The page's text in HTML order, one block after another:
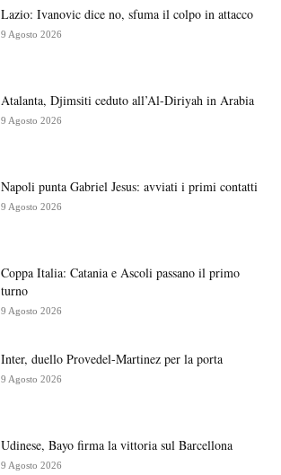
Lazio: Ivanovic dice no, sfuma il colpo in attacco
9 Agosto 2026
Atalanta, Djimsiti ceduto all’Al-Diriyah in Arabia
9 Agosto 2026
Napoli punta Gabriel Jesus: avviati i primi contatti
9 Agosto 2026
Coppa Italia: Catania e Ascoli passano il primo
turno
9 Agosto 2026
Inter, duello Provedel-Martinez per la porta
9 Agosto 2026
Udinese, Bayo firma la vittoria sul Barcellona
9 Agosto 2026